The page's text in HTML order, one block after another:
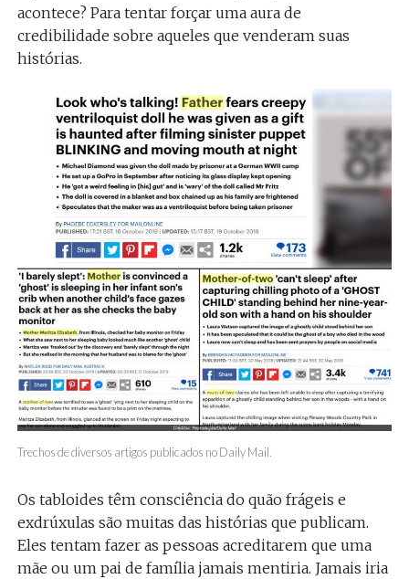
acontece? Para tentar forçar uma aura de
credibilidade sobre aqueles que venderam suas
histórias.
Trechos de diversos artigos publicados no Daily Mail.
Os tabloides têm consciência do quão frágeis e
exdrúxulas são muitas das histórias que publicam.
Eles tentam fazer as pessoas acreditarem que uma
mãe ou um pai de família jamais mentiria. Jamais iria